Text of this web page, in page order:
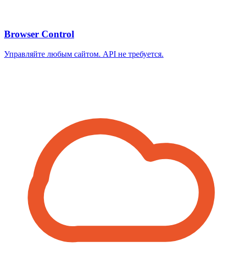
Browser Control
Управляйте любым сайтом. API не требуется.